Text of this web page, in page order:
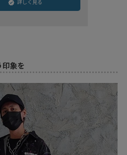
詳しく見る
象を